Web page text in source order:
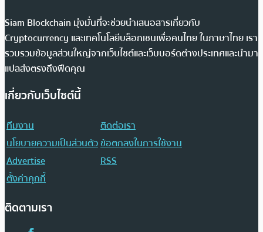
Siam Blockchain มุ่งมั่นที่จะช่วยนำเสนอสารเกี่ยวกับ
Cryptocurrency และเทคโนโลยีบล็อกเชนเพื่อคนไทย ในภาษาไทย เรา
รวบรวมข้อมูลส่วนใหญ่จากเว็บไซต์และเว็บบอร์ดต่างประเทศและนำมา
แปลส่งตรงถึงฟีดคุณ
เกี่ยวกับเว็บไซต์นี้
ทีมงาน
ติดต่อเรา
นโยบายความเป็นส่วนตัวข้อตกลงในการใช้งาน
Advertise
RSS
ตั้งค่าคุกกี้
ติดตามเรา